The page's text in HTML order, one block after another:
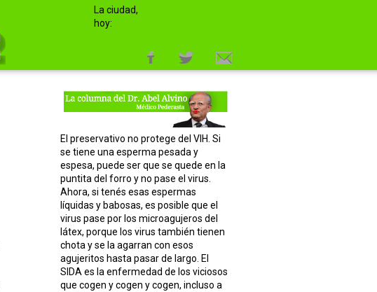
La ciudad,
hoy:
El preservativo no protege del VIH. Si
se tiene una esperma pesada y
espesa, puede ser que se quede en la
puntita del forro y no pase el virus.
Ahora, si tenés esas espermas
líquidas y babosas, es posible que el
virus pase por los microagujeros del
látex, porque los virus también tienen
chota y se la agarran con esos
agujeritos hasta pasar de largo. El
SIDA es la enfermedad de los viciosos
que cogen y cogen y cogen, incluso a